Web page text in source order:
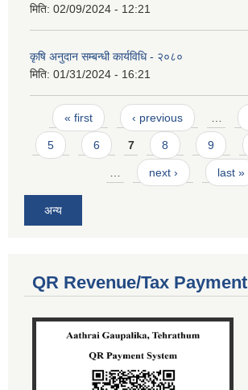
मिति: 02/09/2024 - 12:21
कृषि अनुदान सम्बन्धी कार्यविधि - २०८०
मिति: 01/31/2024 - 16:21
Pages
« first ‹ previous …
5 6 7 8 9
… next › last »
अन्य
QR Revenue/Tax Payment